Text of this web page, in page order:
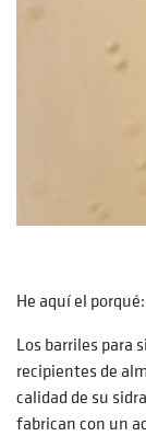
He aquí el porqué:
Los barriles para
recipientes de
calidad de su
fabrican con un